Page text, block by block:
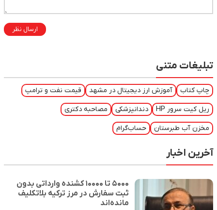
ارسال نظر
تبلیغات متنی
چاپ کتاب آموزش ارز دیجیتال در مشهد قیمت نفت و ترامپ
ریل کیت سرور HP دندانپزشکی مصاحبه دکتری
مخزن آب طبرستان حساب‌گرام
آخرین اخبار
۵۰۰۰ تا ۱۰۰۰۰ کشنده وارداتی بدون
ثبت سفارش در مرز ترکیه بلاتکلیف
مانده‌اند